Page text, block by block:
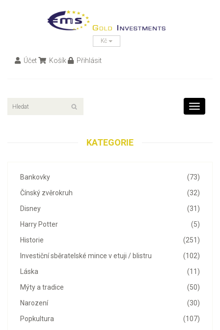
Kč
Účet Košík Přihlásit
Toggle
KATEGORIE
(73)
Bankovky
(32)
Čínský zvěrokruh
(31)
Disney
(5)
Harry Potter
(251)
Historie
(102)
Investiční sběratelské mince v etuji / blistru
(11)
Láska
(50)
Mýty a tradice
(30)
Narození
(107)
Popkultura